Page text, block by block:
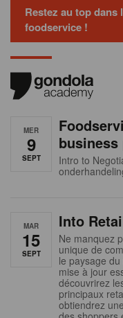
Restez au top dans
foodservice !
MER
9
SEPT
Intro to
MAR
15
SEPT
Into
Ne manquez
unique de
le paysage
mise à jour
découvrirez
principaux
obtiendrez